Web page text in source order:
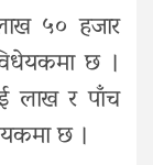
५० हजार
छ ।
लाख र पाँच
छ ।